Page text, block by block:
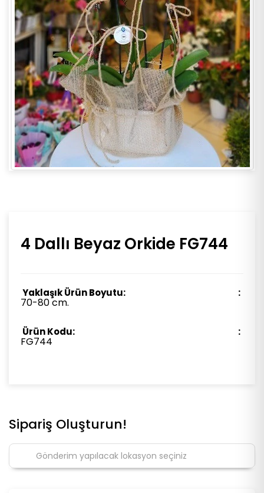
4 Dallı Beyaz Orkide FG744
Yaklaşık Ürün Boyutu:
70-80 cm.
Ürün Kodu:
FG744
Sipariş Oluşturun!